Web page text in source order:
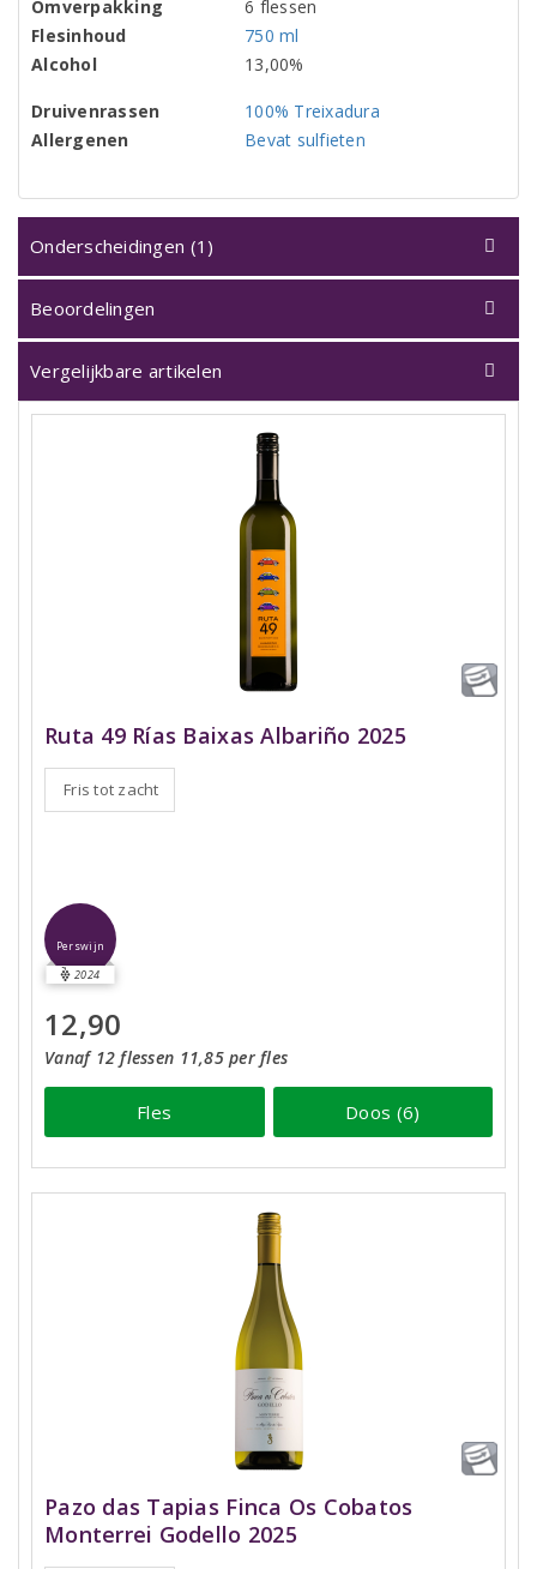
Omverpakking
6 flessen
Flesinhoud
750 ml
Alcohol
13,00%
Druivenrassen
100% Treixadura
Allergenen
Bevat sulfieten
Onderscheidingen (1)
Beoordelingen
Vergelijkbare artikelen
Ruta 49 Rías Baixas Albariño 2025
Fris tot zacht
Perswijn
2024
12,90
Vanaf 12 flessen 11,85 per fles
Fles Doos (6)
Pazo das Tapias Finca Os Cobatos
Monterrei Godello 2025